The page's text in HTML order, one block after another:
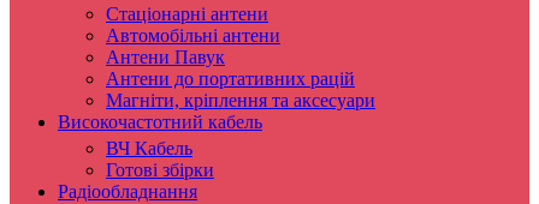
Стаціонарні антени
Автомобільні антени
Антени Павук
Антени до портативних рацій
Магніти, кріплення та аксесуари
Високочастотний кабель
ВЧ Кабель
Готові збірки
Радіообладнання